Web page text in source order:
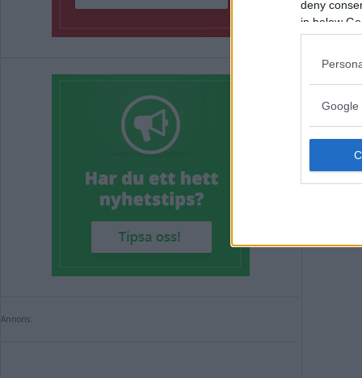
deny
in below
Google
Annons: